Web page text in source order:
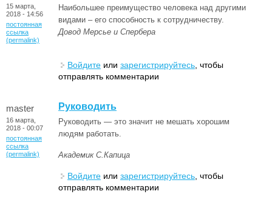
15 марта,
2018 - 14:56
постоянная
ссылка
(permalink)
Наибольшее преимущество человека над другими
видами – его способность к сотрудничеству.
Довод Мерсье и Спербера
Войдите или зарегистрируйтесь , чтобы
отправлять комментарии
master
16 марта,
2018 - 00:07
постоянная
ссылка
(permalink)
Руководить
Руководить — это значит не мешать хорошим
людям работать.
Академик С.Капица
Войдите или зарегистрируйтесь , чтобы
отправлять комментарии